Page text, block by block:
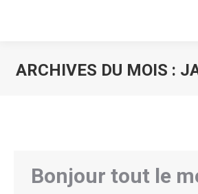
ARCHIVES DU MOIS :
Bonjour tout le